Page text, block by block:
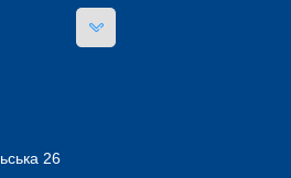
26